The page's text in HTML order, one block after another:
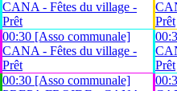
CANA - Fêtes du village -
Prêt
00:30 [Asso communale]
CANA - Fêtes du village -
Prêt
00:30 [Asso communale]
Prêt
Prêt